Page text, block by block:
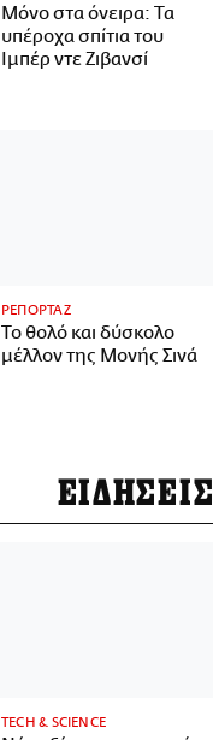
Μόνο στα όνειρα: Τα
υπέροχα σπίτια του
Ιμπέρ ντε Ζιβανσί
ΡΕΠΟΡΤΑΖ
Το θολό και δύσκολο
μέλλον της Μονής Σινά
ΕΙΔΗΣΕΙΣ
ΤECH & SCIENCE